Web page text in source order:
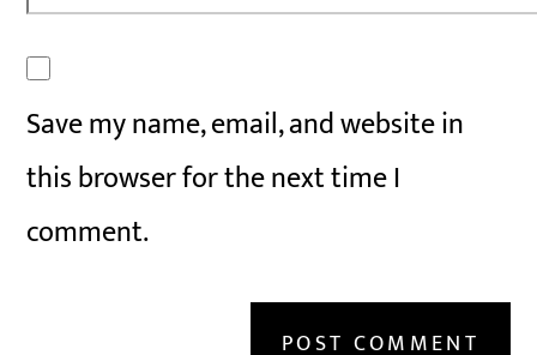
Save my name, email, and website in
this browser for the next time I
comment.